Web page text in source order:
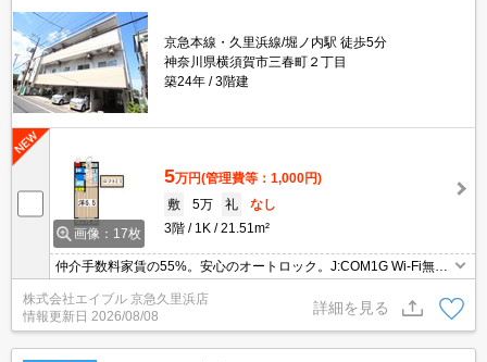
京急本線・久里浜線/堀ノ内駅 徒歩5分
神奈川県横須賀市三春町２丁目
築24年
3階建
画像：17枚
5万円(管理費等：1,000円)
敷
5万 礼
なし
3階
1K 21.51m²
仲介手数料家賃の55%。安心のオートロック。J:COM1G Wi-Fi無
料。駅まで平坦。最上階。宅配ボックスあり。契約金・家賃クレジ
ットカード払い可（ポイント還元あり）。オンライン内見対応可。
株式会社エイブル 京急久里浜店
情報更新日 2026/08/08
詳細を見る